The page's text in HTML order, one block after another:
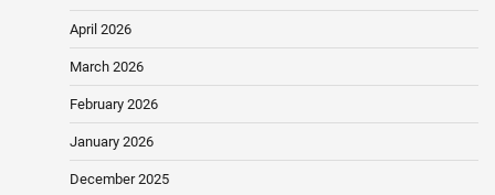
April 2026
March 2026
February 2026
January 2026
December 2025